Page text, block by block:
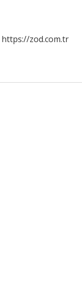
https://zod.com.tr